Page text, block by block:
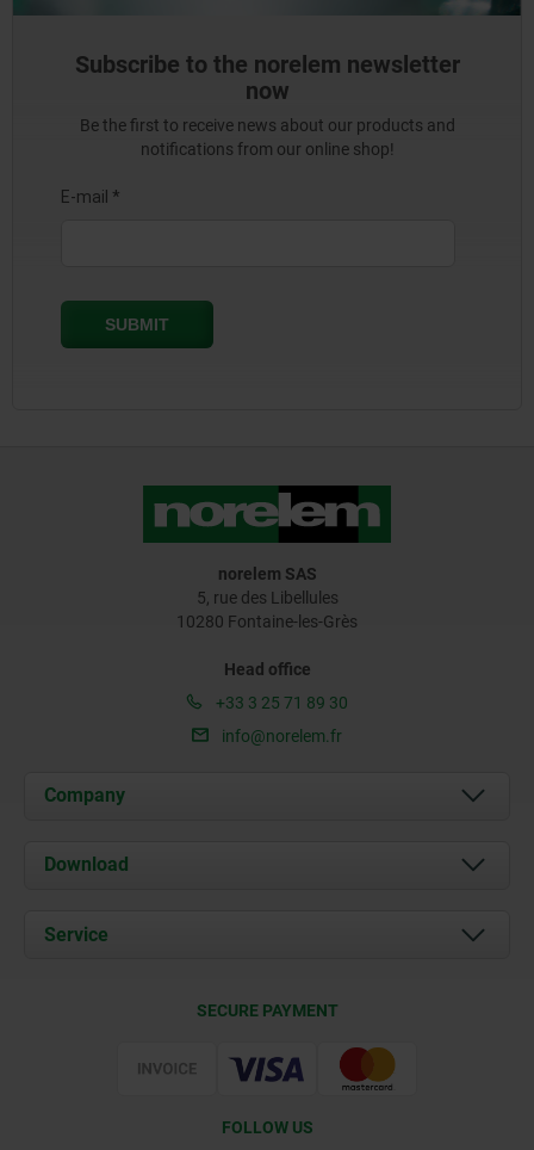
Subscribe to the norelem newsletter
now
Be the first to receive news about our products and
notifications from our online shop!
norelem SAS
5, rue des Libellules
10280 Fontaine-les-Grès
Head office
+33 3 25 71 89 30
info@norelem.fr
Company
About us
Contact
Download
Service
SECURE PAYMENT
FOLLOW US